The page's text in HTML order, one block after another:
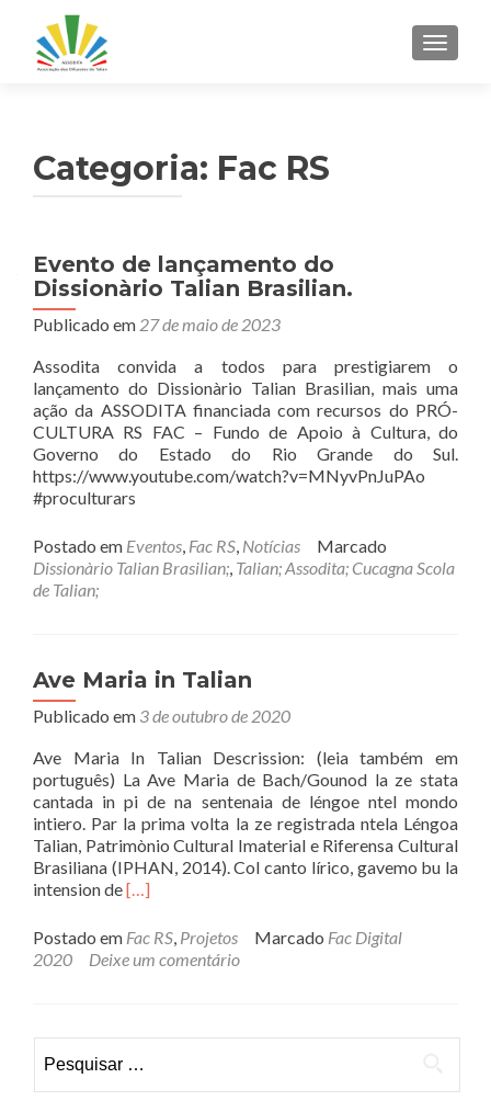
Categoria: Fac RS
Evento de lançamento do
Dissionàrio Talian Brasilian.
Publicado em 27 de maio de 2023
Assodita convida a todos para prestigiarem o
lançamento do Dissionàrio Talian Brasilian, mais uma
ação da ASSODITA financiada com recursos do PRÓ-
CULTURA RS FAC – Fundo de Apoio à Cultura, do
Governo do Estado do Rio Grande do Sul.
https://www.youtube.com/watch?v=MNyvPnJuPAo
#proculturars
Postado em Eventos, Fac RS, Notícias
Marcado
Dissionàrio Talian Brasilian;, Talian; Assodita; Cucagna Scola
de Talian;
Ave Maria in Talian
Publicado em 3 de outubro de 2020
Ave Maria In Talian Descrission: (leia também em
português) La Ave Maria de Bach/Gounod la ze stata
cantada in pi de na sentenaia de léngoe ntel mondo
intiero. Par la prima volta la ze registrada ntela Léngoa
Talian, Patrimònio Cultural Imaterial e Riferensa Cultural
Brasiliana (IPHAN, 2014). Col canto lírico, gavemo bu la
intension deRead
about
Ave
[…]
Postado em Fac RS, Projetos Marcado Fac Digital
2020
Deixe um comentário
por: